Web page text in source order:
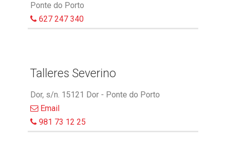
Ponte do Porto
627 247 340
Talleres Severino
Dor, s/n. 15121 Dor - Ponte do Porto
Email
981 73 12 25